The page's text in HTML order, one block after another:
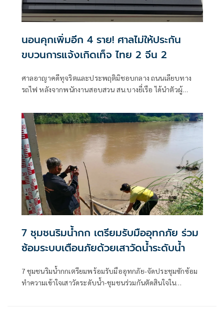
นอนคุกเพิ่มอีก 4 ราย! ศาลไม่ให้ประกัน
ขบวนการแจ้งเกิดเท็จ ไทย 2 จีน 2
ศาลอาญาคดีทุจริตและประพฤติมิชอบกลาง ถนนเลียบทาง
รถไฟ หลังจากพนักงานสอบสวน สน.บางยี่เรือ ได้นำตัวผู้
ประกอบด้วย นายเฉิน รุนซิน น.ส.เสี่ยวฉุน หม่า นายชัชวาล ศรี
สมุทรนาค และนายบุตร บุญบรรลุ ฝากขังต่อศาลอาญาคดี
ทุจริตและประพฤติมิชอบกลาง
7 ชุมชนริมน้ำกก เตรียมรับมืออุทกภัย ร่วม
ซ้อมระบบเตือนภัยด้วยเสาวัดน้ำระดับน้ำ
7 ชุมชนริมน้ำกกเตรียมพร้อมรับมืออุทกภัย-จัดประชุมซักซ้อม
ทำความเข้าใจเสาวัดระดับน้ำ-ชุมชนร่วมกันตัดสินใจใน